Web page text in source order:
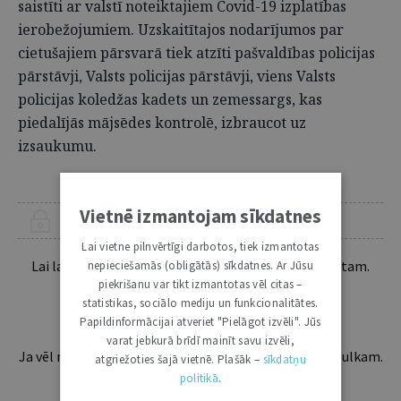
saistīti ar valstī noteiktajiem Covid-19 izplatības
ierobežojumiem. Uzskaitītajos nodarījumos par
cietušajiem pārsvarā tiek atzīti pašvaldības policijas
pārstāvji, Valsts policijas pārstāvji, viens Valsts
policijas koledžas kadets un zemessargs, kas
piedalījās mājsēdes kontrolē, izbraucot uz
izsaukumu.
ŠIS RAKSTS PIEEJAMS “JURISTA VĀRDA” ABONENTIEM
Lai lasītu šo rakstu tālāk, Tev jābūt žurnāla abonentam.
Esošos abonentus lūdzam autorizēties:
Ja vēl neesi abonents, aicinām pievienoties lasītāju pulkam.
Iegūsi tūlītēju piekļuvi digitālajam saturam!
Vietnē izmantojam sīkdatnes
Lai vietne pilnvērtīgi darbotos, tiek izmantotas
nepieciešamās (obligātās) sīkdatnes. Ar Jūsu
piekrišanu var tikt izmantotas vēl citas –
statistikas, sociālo mediju un funkcionalitātes.
Papildinformācijai atveriet "Pielāgot izvēli". Jūs
varat jebkurā brīdī mainīt savu izvēli,
atgriežoties šajā vietnē. Plašāk – sīkdatņu
politikā.